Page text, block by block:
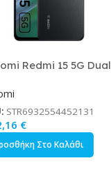
Redmi 15 5G Dual
STR6932554452131
€
Στο Καλάθι